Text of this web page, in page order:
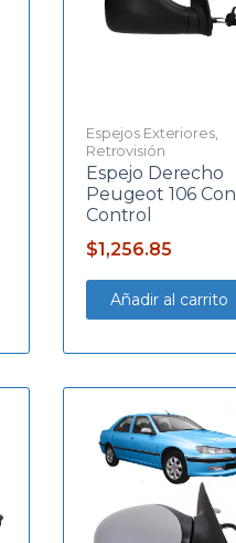
Espejos Exteriores,
Retrovisión
Espejo Derecho
Peugeot 106 Con
Control
$1,256.85
Añadir al carrito